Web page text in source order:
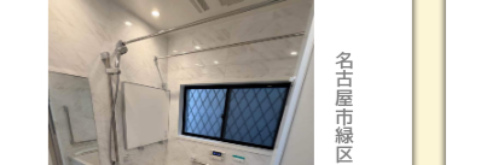
天白区